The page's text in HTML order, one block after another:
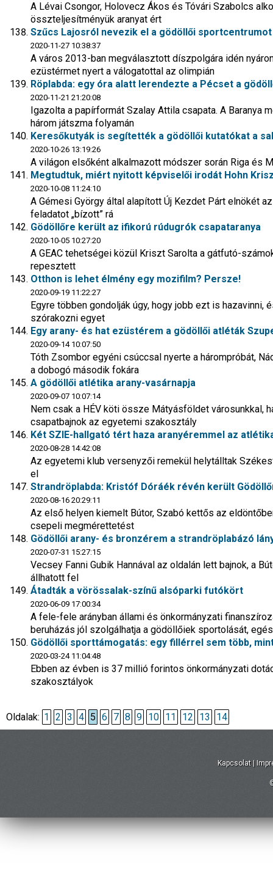
A Lévai Csongor, Holovecz Ákos és Tóvári Szabolcs
összteljesítményük aranyat ért
Szűcs Lajosról nevezik el a gödöllői sportcentrumot
2020-11-27 10:38:37
A város 2013-ban megválasztott díszpolgára idén
ezüstérmet nyert a válogatottal az olimpián
Röplabda: egy óra alatt lerendezte a Pécset a
2020-11-21 21:20:08
Igazolta a papírformát Szalay Attila csapata. A Baranya
három játszma folyamán
Keresőkutyák is segítették a gödöllői kutatókat a
2020-10-26 13:19:26
A világon elsőként alkalmazott módszer során Riga és
Megtudtuk, miért nyitott képviselői irodát Hohn
2020-10-08 11:24:10
A Gémesi György által alapított Új Kezdet Párt elnökét
feladatot „bízott” rá
Gödöllőre került az ifikorú rúdugrók csapataranya
2020-10-05 10:27:20
A GEAC tehetségei közül Kriszt Sarolta a gátfutó-
repesztett
Otthon is lehet élmény egy mozifilm? Persze!
2020-09-19 11:22:27
Egyre többen gondolják úgy, hogy jobb ezt is hazavinni,
szórakozni egyet
Egy arany- és hat ezüstérem a gödöllői atléták
2020-09-14 10:07:50
Tóth Zsombor egyéni csúccsal nyerte a hárompróbát,
a dobogó második fokára
A gödöllői atlétika arany-vasárnapja
2020-09-07 10:07:14
Nem csak a HÉV köti össze Mátyásföldet városunkkal,
csapatbajnok az egyetemi szakosztály
Két SZIE-hallgató tért haza aranyéremmel az
2020-08-28 14:42:08
Az egyetemi klub versenyzői remekül helytálltak
el
Strandröplabda: Kristóf Dóráék révén került
2020-08-16 20:29:11
Az első helyen kiemelt Bútor, Szabó kettős az
csepeli megmérettetést
Gödöllői arany- és bronzérem a strandröplabázó
2020-07-31 15:27:15
Vecsey Fanni Gubik Hannával az oldalán lett bajnok, a
állhatott fel
Átadták a vörössalak-színű alsóparki futókört
2020-06-09 17:00:34
A fele-fele arányban állami és önkormányzati
beruházás jól szolgálhatja a gödöllőiek sportolását,
Gödöllői sporttámogatás: egy fillérrel sem több,
2020-03-24 11:04:48
Ebben az évben is 37 millió forintos önkormányzati
szakosztályok
Oldalak: 1 2 3 4 5 6 7 8 9 10 11 12 13 14
Kapcsolat |